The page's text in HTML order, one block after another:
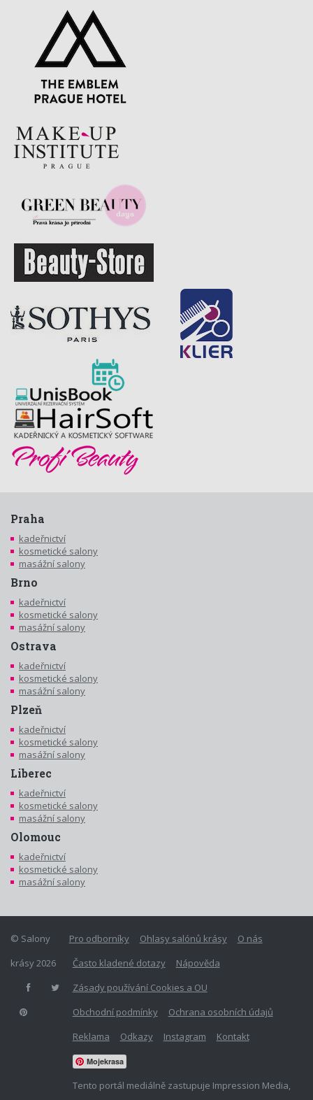
Praha
kadeřnictví
kosmetické salony
masážní salony
Brno
kadeřnictví
kosmetické salony
masážní salony
Ostrava
kadeřnictví
kosmetické salony
masážní salony
Plzeň
kadeřnictví
kosmetické salony
masážní salony
Liberec
kadeřnictví
kosmetické salony
masážní salony
Olomouc
kadeřnictví
kosmetické salony
masážní salony
Pro odborníky Ohlasy salónů krásy
O nás
Často kladené dotazy
Nápověda
Zásady používání Cookies a OU
Obchodní podmínky
Ochrana osobních údajů
Reklama
Odkazy Instagram Kontakt
Mojekrasa
Tento portál mediálně zastupuje Impression Media,
© Salony
krásy 2026